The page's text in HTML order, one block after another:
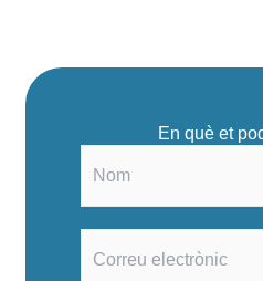
En què et